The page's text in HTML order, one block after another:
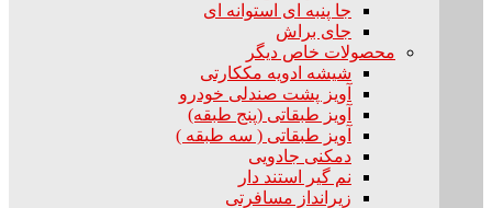
جا پنبه ای استوانه ای
جای براش
محصولات خاص دیگر
شیشه ادویه مککارتی
آویز پشت صندلی خودرو
آویز طبقاتی (پنج طبقه)
آویز طبقاتی ( سه طبقه )
دمکنی جادویی
نم گیر استند دار
زیرانداز مسافرتی